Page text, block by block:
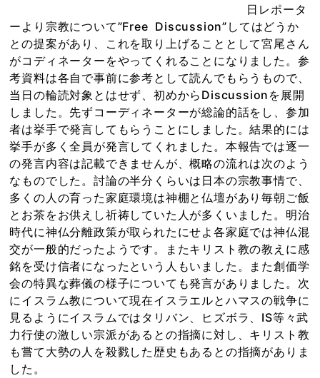
日レポータ
ーより宗教について”Free Discussion”してはどうか
との提案があり、これを取り上げることとして宮尾さん
がコディネーターをやってくれることになりました。参
考資料は各自で事前に参考として読んでもらうもので、
当日の輪読対象とはせず、初めからDiscussionを展開
しました。先ずコーディネーターが総論的話をし、参加
者は挙手で発言してもらうことにしました。結果的には
挙手が多く全員が発言してくれました。本報告では逐一
の発言内容は記載できませんが、概略の流れは次のよう
なものでした。討論の半分くらいは日本の宗教事情で、
多くの人の育った家庭環境は神棚と仏壇があり毎朝ご飯
とお茶をお供えし祈祷していた人が多くいました。明治
時代に神仏分離政策が取られたにせよ各家庭では神仏混
交が一般的だったようです。またキリスト教の教えに感
銘を受け信者になったという人もいました。また創価学
会の特異な葬儀の様子についても発言がありました。次
にイスラム教について現在イスラエルとハマスの戦争に
見るようにイスラムではタリバン、ヒズボラ、IS等々武
力行使の激しい宗派があるとの指摘に対し、キリスト教
も嘗て大勢の人を殺戮した歴史もあるとの指摘がありま
した。